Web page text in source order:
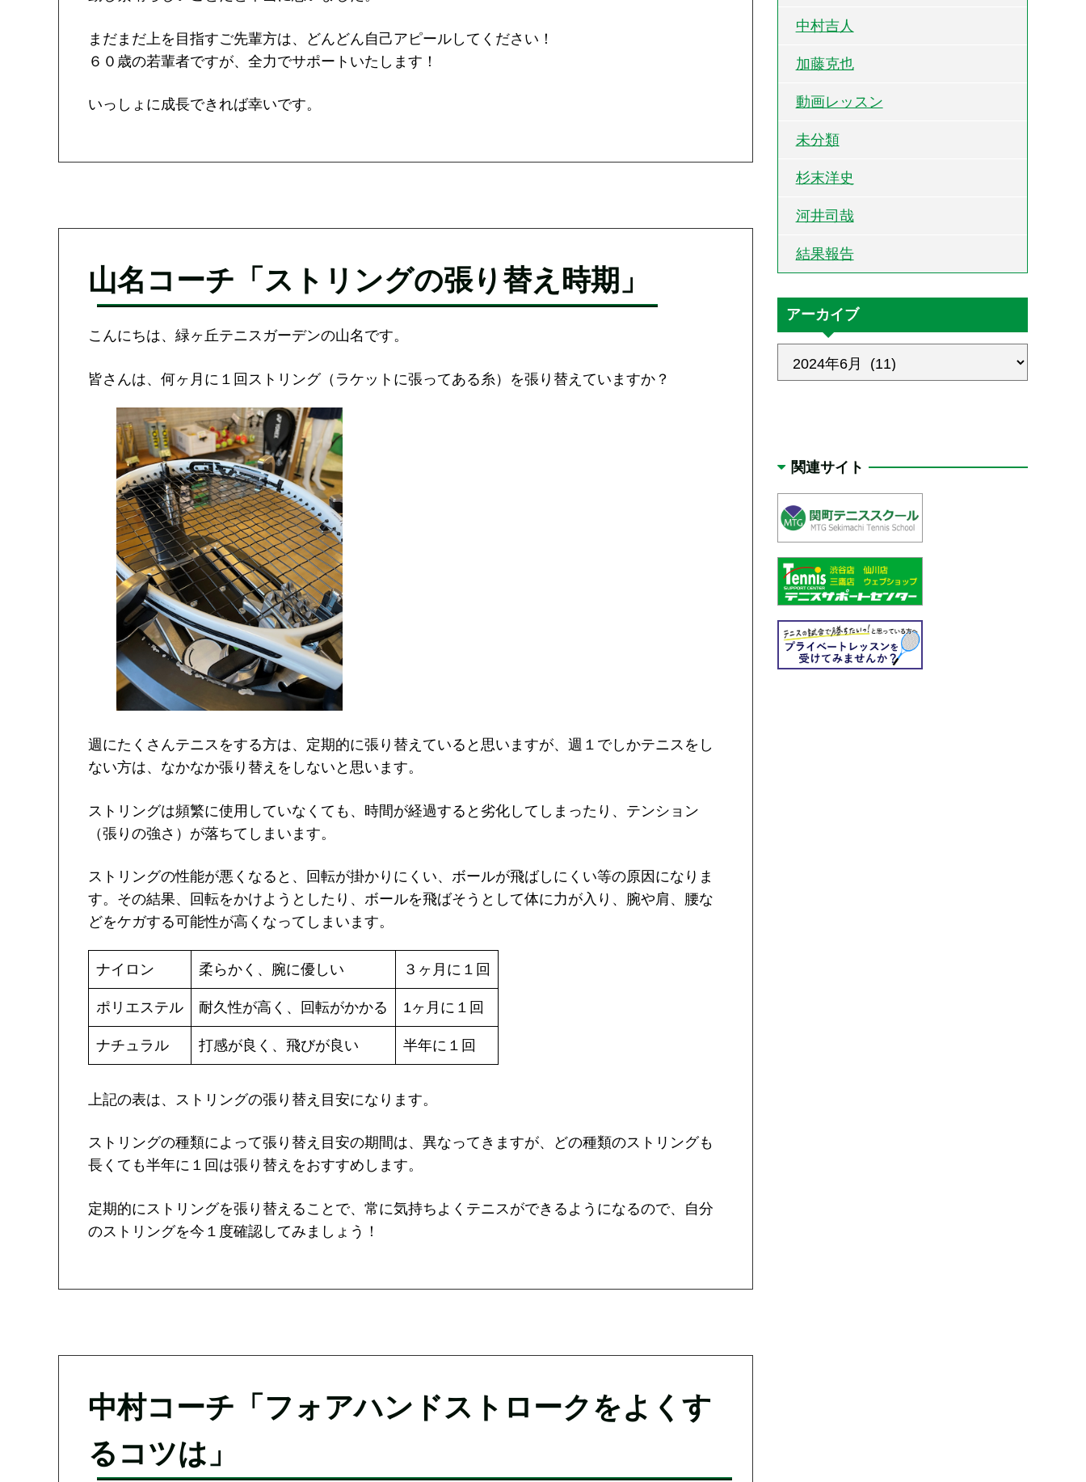
まだまだ上を目指すご先輩方は、どんどん自己アピールしてください！
６０歳の若輩者ですが、全力でサポートいたします！
いっしょに成長できれば幸いです。
山名コーチ「ストリングの張り替え時期」
こんにちは、緑ヶ丘テニスガーデンの山名です。
皆さんは、何ヶ月に１回ストリング（ラケットに張ってある糸）を張り替えていますか？
週にたくさんテニスをする方は、定期的に張り替えていると思いますが、週１でしかテニスをし
ない方は、なかなか張り替えをしないと思います。
ストリングは頻繁に使用していなくても、時間が経過すると劣化してしまったり、テンション
（張りの強さ）が落ちてしまいます。
ストリングの性能が悪くなると、回転が掛かりにくい、ボールが飛ばしにくい等の原因になりま
す。その結果、回転をかけようとしたり、ボールを飛ばそうとして体に力が入り、腕や肩、腰な
どをケガする可能性が高くなってしまいます。
ナイロン 柔らかく、腕に優しい ３ヶ月に１回
ポリエステル 耐久性が高く、回転がかかる 1ヶ月に１回
ナチュラル 打感が良く、飛びが良い 半年に１回
上記の表は、ストリングの張り替え目安になります。
ストリングの種類によって張り替え目安の期間は、異なってきますが、どの種類のストリングも
長くても半年に１回は張り替えをおすすめします。
定期的にストリングを張り替えることで、常に気持ちよくテニスができるようになるので、自分
のストリングを今１度確認してみましょう！
中村コーチ「フォアハンドストロークをよくす
るコツは」
中村吉人
加藤克也
動画レッスン
未分類
杉末洋史
河井司哉
結果報告
アーカイブ
関連サイト